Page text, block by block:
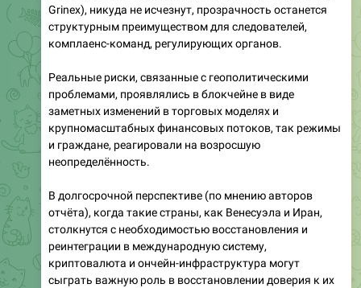
Grinex), никуда не исчезнут, прозрачность останется
структурным преимуществом для следователей,
комплаенс-команд, регулирующих органов.
Реальные риски, связанные с геополитическими
проблемами, проявлялись в блокчейне в виде
заметных изменений в торговых моделях и
крупномасштабных финансовых потоков, так режимы
и граждане, реагировали на возросшую
неопределённость.
В долгосрочной перспективе (по мнению авторов
отчёта), когда такие страны, как Венесуэла и Иран,
столкнутся с необходимостью восстановления и
реинтеграции в международную систему,
криптовалюта и ончейн-инфраструктура могут
сыграть важную роль в восстановлении доверия к их